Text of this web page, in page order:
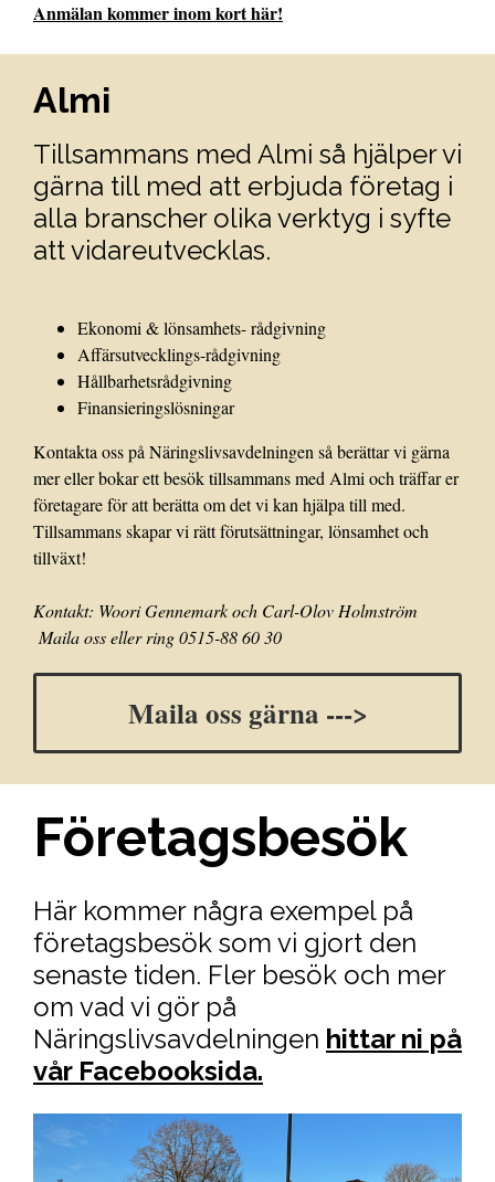
Anmälan kommer inom kort här!
Almi
Tillsammans med Almi så hjälper vi
gärna till med att erbjuda företag i
alla branscher olika verktyg i syfte
att vidareutvecklas.
Ekonomi & lönsamhets- rådgivning
Affärsutvecklings-rådgivning
Hållbarhetsrådgivning
Finansieringslösningar
Kontakta oss på Näringslivsavdelningen så berättar vi gärna
mer eller bokar ett besök tillsammans med Almi och träffar er
företagare för att berätta om det vi kan hjälpa till med.
Tillsammans skapar vi rätt förutsättningar, lönsamhet och
tillväxt!
Kontakt: Woori Gennemark och Carl-Olov Holmström
Maila oss eller ring 0515-88 60 30
Maila oss gärna --->
Företagsbesök
Här kommer några exempel på
företagsbesök som vi gjort den
senaste tiden. Fler besök och mer
om vad vi gör på
Näringslivsavdelningen hittar ni på
vår Facebooksida.